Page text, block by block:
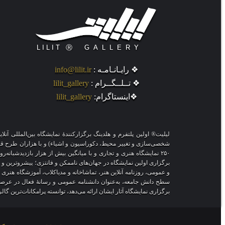
❖ رایـانـامـه : info@lilit.ir
❖ تــلــگــرام : lilit_gallery
❖اینستاگرام: lilit_gallery
لیلیت® اولین پلتفرم و هلدینگ برگزارکنندهٔ نمایشگاه
شخصی‌سازی و تغییر محیط، دکوراسیون و اشیاء) و با هزاران طرح
۲۵۰ نمایشگاه هنری و تجاری و با میانگین بیش از هزار
برگزاری اولین نمایشگاه در جهان‌های ناممکن و فانتزی؛ پیشروترین
و عمومی، روزنامه آنلاین هنر، تماشاخانه و مدیاکلاب، آموزشگاه
سطح دانش جامعه، به‌عنوان دانشنامه عمومی و رسانهٔ فعال در
برگزاری نمایشگاه آثار ایشان ارائه می‌دهد، توانسته